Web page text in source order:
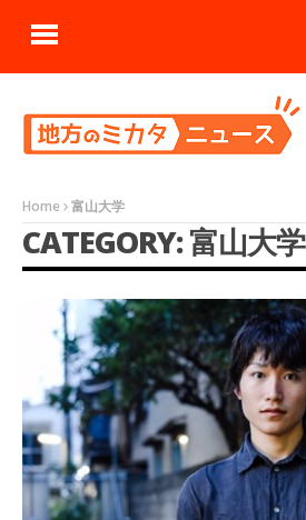
Home 富山大学
CATEGORY: 富山大学